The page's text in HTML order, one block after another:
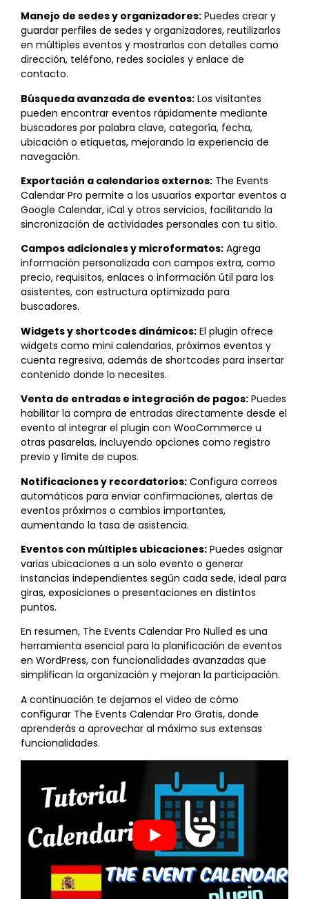
Manejo de sedes y organizadores: Puedes crear y
guardar perfiles de sedes y organizadores, reutilizarlos
en múltiples eventos y mostrarlos con detalles como
dirección, teléfono, redes sociales y enlace de
contacto.
Búsqueda avanzada de eventos: Los visitantes
pueden encontrar eventos rápidamente mediante
buscadores por palabra clave, categoría, fecha,
ubicación o etiquetas, mejorando la experiencia de
navegación.
Exportación a calendarios externos: The Events
Calendar Pro permite a los usuarios exportar eventos a
Google Calendar, iCal y otros servicios, facilitando la
sincronización de actividades personales con tu sitio.
Campos adicionales y microformatos: Agrega
información personalizada con campos extra, como
precio, requisitos, enlaces o información útil para los
asistentes, con estructura optimizada para
buscadores.
Widgets y shortcodes dinámicos: El plugin ofrece
widgets como mini calendarios, próximos eventos y
cuenta regresiva, además de shortcodes para insertar
contenido donde lo necesites.
Venta de entradas e integración de pagos: Puedes
habilitar la compra de entradas directamente desde el
evento al integrar el plugin con WooCommerce u
otras pasarelas, incluyendo opciones como registro
previo y límite de cupos.
Notificaciones y recordatorios: Configura correos
automáticos para enviar confirmaciones, alertas de
eventos próximos o cambios importantes,
aumentando la tasa de asistencia.
Eventos con múltiples ubicaciones: Puedes asignar
varias ubicaciones a un solo evento o generar
instancias independientes según cada sede, ideal para
giras, exposiciones o presentaciones en distintos
puntos.
En resumen, The Events Calendar Pro Nulled es una
herramienta esencial para la planificación de eventos
en WordPress, con funcionalidades avanzadas que
simplifican la organización y mejoran la participación.
A continuación te dejamos el video de cómo
configurar The Events Calendar Pro Gratis, donde
aprenderás a aprovechar al máximo sus extensas
funcionalidades.